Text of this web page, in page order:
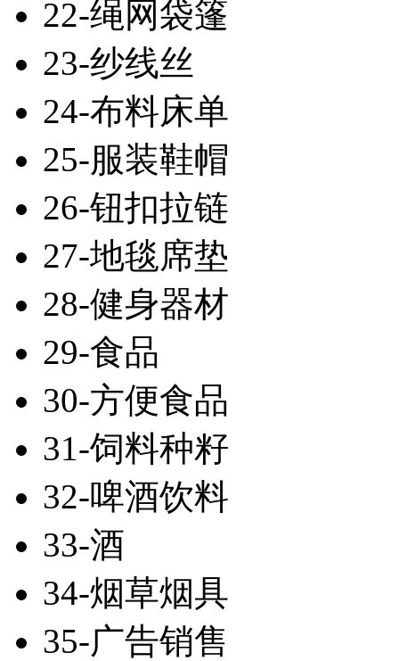
22-绳网袋篷
23-纱线丝
24-布料床单
25-服装鞋帽
26-钮扣拉链
27-地毯席垫
28-健身器材
29-食品
30-方便食品
31-饲料种籽
32-啤酒饮料
33-酒
34-烟草烟具
35-广告销售